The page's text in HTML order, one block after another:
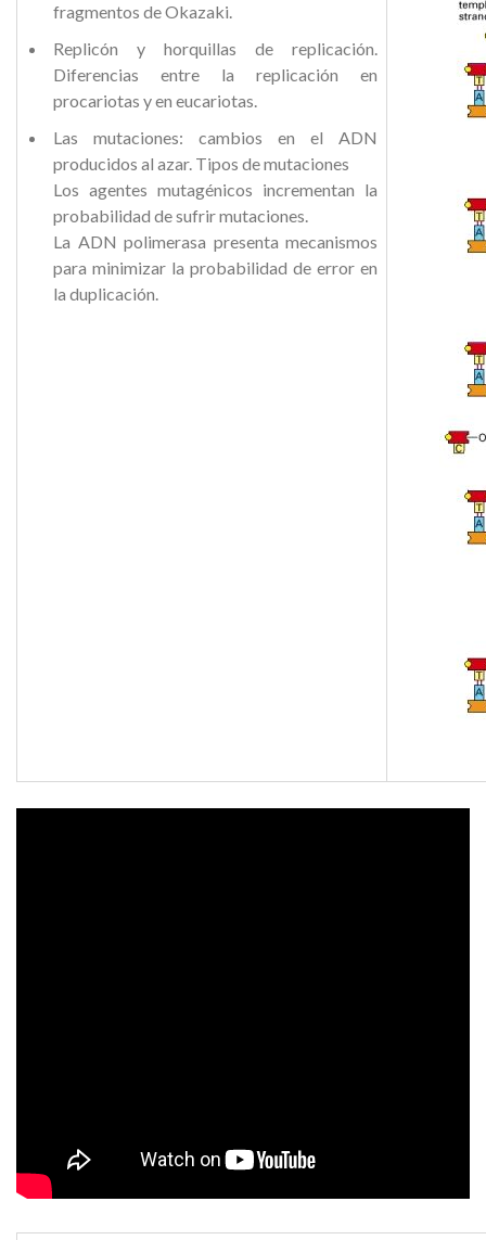
fragmentos de Okazaki.
Replicón y horquillas de replicación.
Diferencias entre la replicación en
procariotas y en eucariotas.
Las mutaciones: cambios en el ADN
producidos al azar. Tipos de mutaciones
Los agentes mutagénicos incrementan la
probabilidad de sufrir mutaciones.
La ADN polimerasa presenta mecanismos
para minimizar la probabilidad de error en
la duplicación.